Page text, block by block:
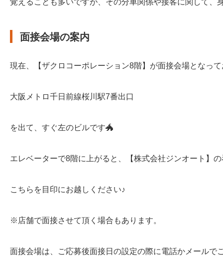
覚えることも多いですが、その分車関係や接客に関して、
面接会場の案内
現在、【ザクロコーポレーション8階】が面接会場となっ
大阪メトロ千日前線桜川駅7番出口
を出て、すぐ左のビルです🐲
エレベーターで8階に上がると、【株式会社ジンオート】
こちらを目印にお越しください♪
※店舗で面接させて頂く場合もあります。
面接会場は、ご応募後面接日の設定の際に電話かメールで